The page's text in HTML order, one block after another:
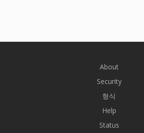
About
Security
형식
Help
Status